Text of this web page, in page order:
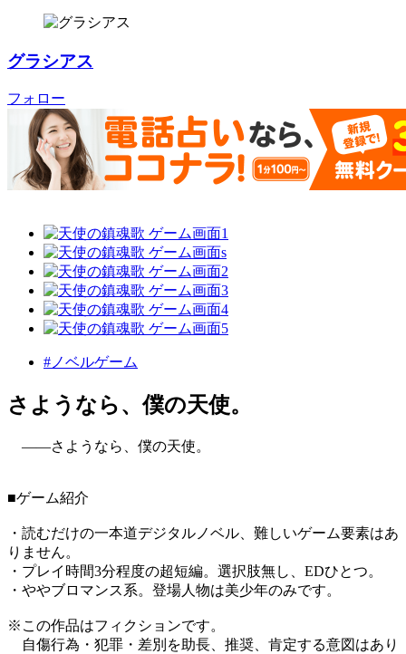
グラシアス
フォロー
#ノベルゲーム
さようなら、僕の天使。
――さようなら、僕の天使。
■ゲーム紹介
・読むだけの一本道デジタルノベル、難しいゲーム要素はあ
りません。
・プレイ時間3分程度の超短編。選択肢無し、EDひとつ。
・ややブロマンス系。登場人物は美少年のみです。
※この作品はフィクションです。
自傷行為・犯罪・差別を助長、推奨、肯定する意図はあり